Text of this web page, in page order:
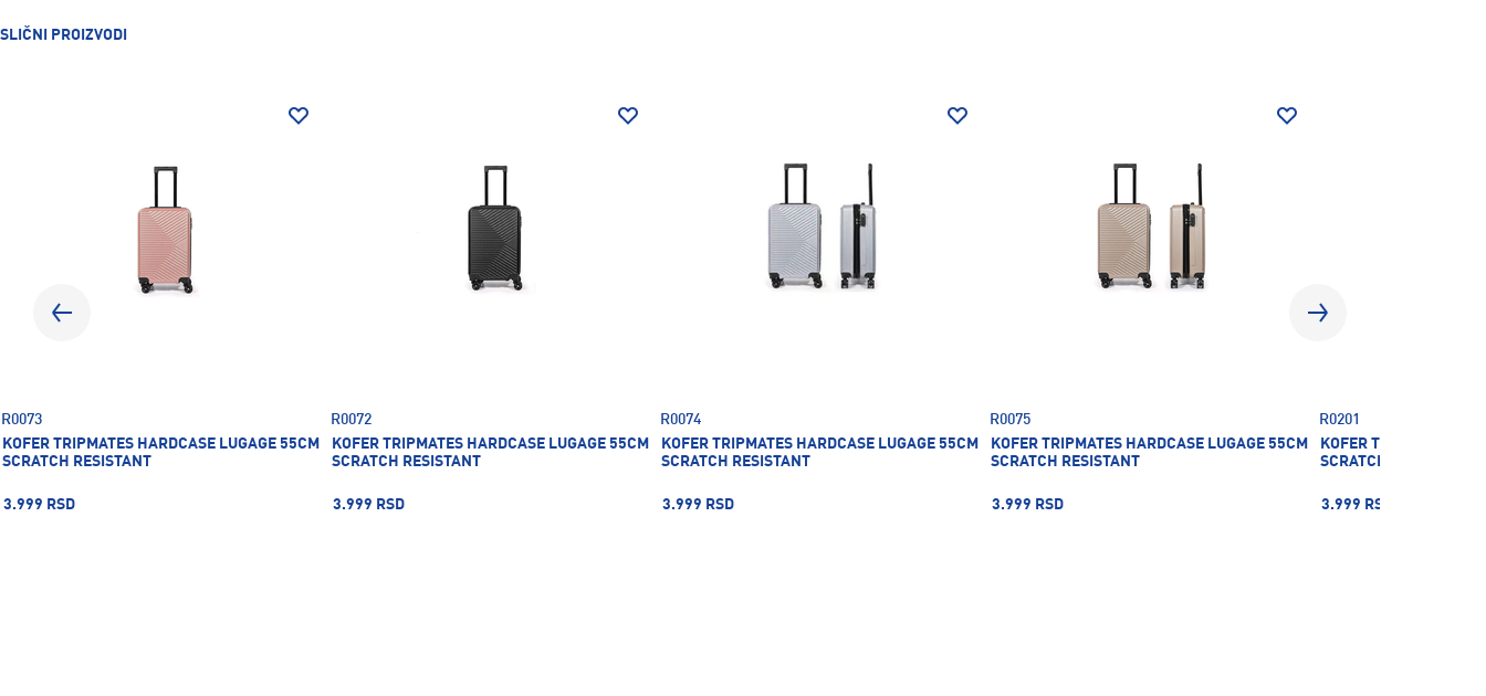
SLIČNI PROIZVODI
R0073
KOFER TRIPMATES HARDCASE LUGAGE 55CM
SCRATCH RESISTANT
3.999 RSD
R0072
KOFER TRIPMATES HARDCASE LUGAGE 55CM
SCRATCH RESISTANT
3.999 RSD
R0074
KOFER TRIPMATES HARDCASE LUGAGE 55CM
SCRATCH RESISTANT
3.999 RSD
R0075
KOFER TRIPMATES HARDCASE LUGAGE 55CM
SCRATCH RESISTANT
3.999 RSD
R0201
KOFER TRIPMATES
SCRATCH RESISTANT
3.999 RSD